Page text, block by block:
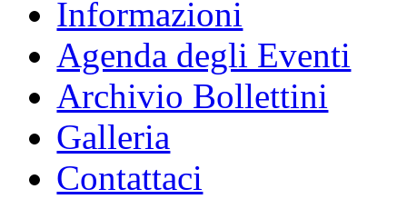
Informazioni
Agenda degli Eventi
Archivio Bollettini
Galleria
Contattaci